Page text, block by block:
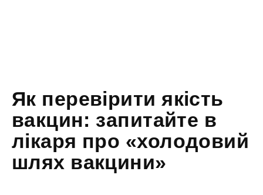
Як перевірити якість
вакцин: запитайте в
лікаря про «холодовий
шлях вакцини»